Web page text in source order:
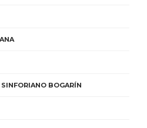
BOGARÍN